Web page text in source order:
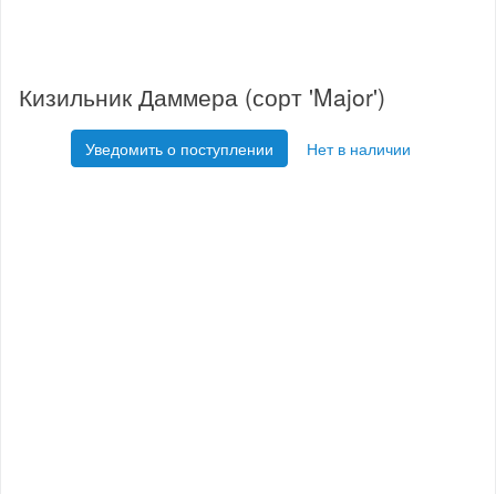
Кизильник Даммера (сорт 'Major')
Уведомить о поступлении Нет в наличии